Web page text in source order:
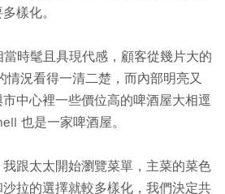
樣化。
時髦且具現代感，顧客從幾片大的
情況看得一清二楚，而內部明亮又
中心裡一些價位高的啤酒屋大相逕
也是一家啤酒屋。
跟太太開始瀏覽菜單，主菜的菜色
拉的選擇就較多樣化，我們決定共